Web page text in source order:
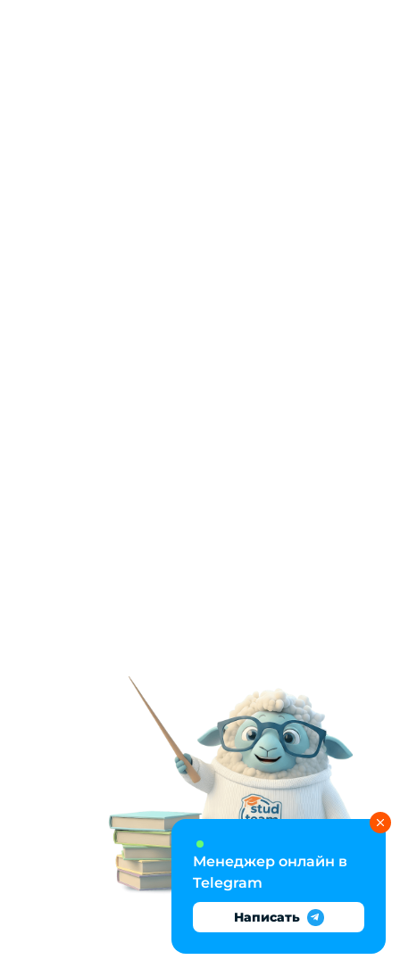
Менеджер онлайн в
Telegram
Написать